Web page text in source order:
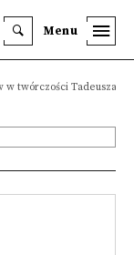
Menu
w twórczości Tadeusza